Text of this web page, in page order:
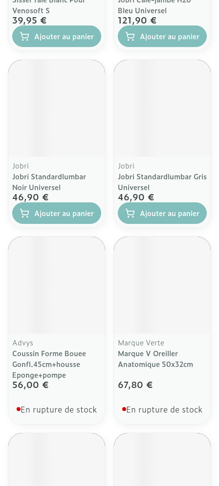
Venosoft S
39,95 €
Ajouter au panier
Bleu Universel
121,90 €
Ajouter au panier
Jobri
Jobri Standardlumbar
Noir Universel
46,90 €
Ajouter au panier
Jobri
Jobri Standardlumbar Gris
Universel
46,90 €
Ajouter au panier
Advys
Coussin Forme Bouee
Gonfl.45cm+housse
Eponge+pompe
56,00 €
En rupture de stock
Marque Verte
Marque V Oreiller
Anatomique 50x32cm
67,80 €
En rupture de stock